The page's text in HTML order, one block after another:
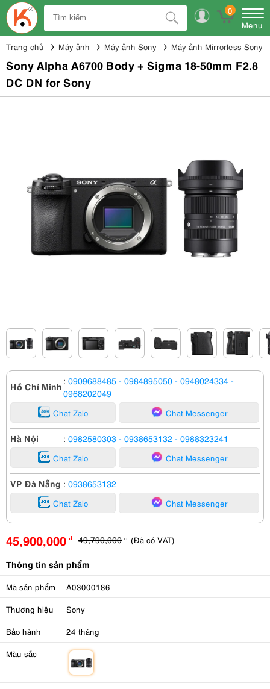
0
Menu
Trang chủ Máy ảnh Máy ảnh Sony Máy ảnh Mirrorless Sony
Sony Alpha A6700 Body + Sigma 18-50mm F2.8
DC DN for Sony
Hồ Chí Minh : 0909688485 - 0984895050 - 0948024334 -
0968202049
Chat Zalo Chat Messenger
Hà Nội : 0982580303 - 0938653132 - 0988323241
Chat Zalo Chat Messenger
VP Đà Nẵng : 0938653132
Chat Zalo Chat Messenger
45,900,000 đ 49,790,000 đ (Đã có VAT)
Thông tin sản phẩm
Mã sản phẩm A03000186
Thương hiệu Sony
Bảo hành 24 tháng
Màu sắc